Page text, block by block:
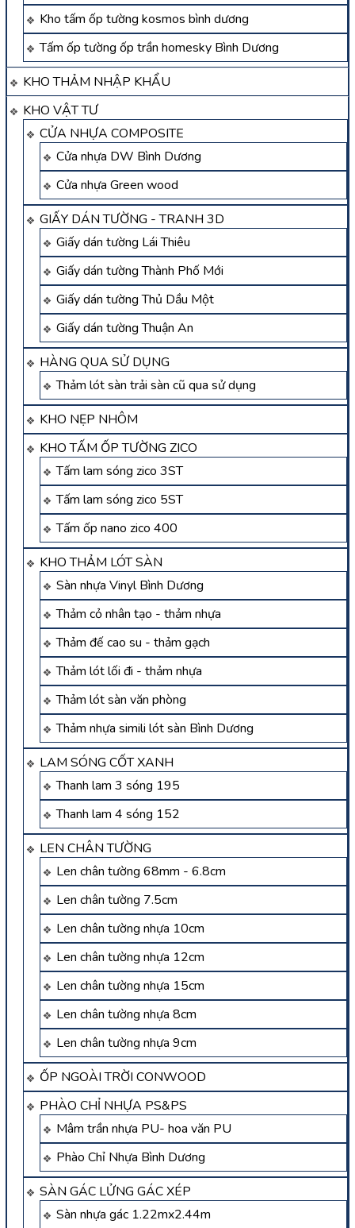
Kho tấm ốp tường kosmos bình dương
Tấm ốp tường ốp trần homesky Bình Dương
KHO THẢM NHẬP KHẨU
KHO VẬT TƯ
CỬA NHỰA COMPOSITE
Cửa nhựa DW Bình Dương
Cửa nhựa Green wood
GIẤY DÁN TƯỜNG - TRANH 3D
Giấy dán tường Lái Thiêu
Giấy dán tường Thành Phố Mới
Giấy dán tường Thủ Dầu Một
Giấy dán tường Thuận An
HÀNG QUA SỬ DỤNG
Thảm lót sàn trải sàn cũ qua sử dụng
KHO NẸP NHÔM
KHO TẤM ỐP TƯỜNG ZICO
Tấm lam sóng zico 3ST
Tấm lam sóng zico 5ST
Tấm ốp nano zico 400
KHO THẢM LÓT SÀN
Sàn nhựa Vinyl Bình Dương
Thảm cỏ nhân tạo - thảm nhựa
Thảm đế cao su - thảm gạch
Thảm lót lối đi - thảm nhựa
Thảm lót sàn văn phòng
Thảm nhựa simili lót sàn Bình Dương
LAM SÓNG CỐT XANH
Thanh lam 3 sóng 195
Thanh lam 4 sóng 152
LEN CHÂN TƯỜNG
Len chân tường 68mm - 6.8cm
Len chân tường 7.5cm
Len chân tường nhựa 10cm
Len chân tường nhựa 12cm
Len chân tường nhựa 15cm
Len chân tường nhựa 8cm
Len chân tường nhựa 9cm
ỐP NGOÀI TRỜI CONWOOD
PHÀO CHỈ NHỰA PS&PS
Mâm trần nhựa PU- hoa văn PU
Phào Chỉ Nhựa Bình Dương
SÀN GÁC LỬNG GÁC XÉP
Sàn nhựa gác 1.22mx2.44m